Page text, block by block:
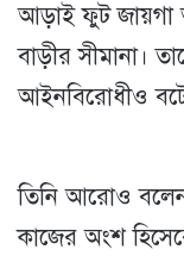
আড়াই ফুট জায়গা
বাড়ীর সীমানা।
আইনবিরোধীও
তিনি আরোও বলেন,
কাজের অংশ